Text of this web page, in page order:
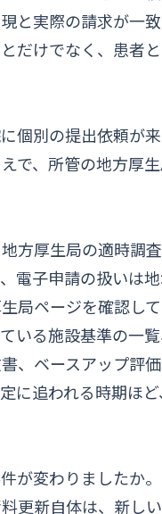
と実際の請求が一
だけでなく、患者
個別の提出依頼が
で、所管の地方厚
方厚生局の適時調
電子申請の扱いは
局ページを確認して
いる施設基準の一
、ベースアップ評
に追われる時期ほ
が変わりましたか。
更新自体は、新し